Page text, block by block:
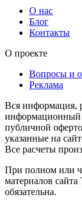
О нас
Блог
Контакты
О проекте
Вопросы и
Реклама
Вся информация,
информационный
публичной
указанные на
Все расчеты
При полном или
материалов
обязательна.